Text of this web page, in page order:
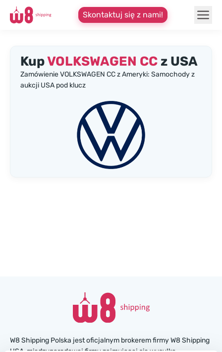
Skontaktuj się z nami!
KupVOLKSWAGEN CC z USA
Zamówienie VOLKSWAGEN CC z Ameryki: Samochody z
aukcji USA pod klucz
W8 Shipping Polska jest oficjalnym brokerem firmy W8 Shipping